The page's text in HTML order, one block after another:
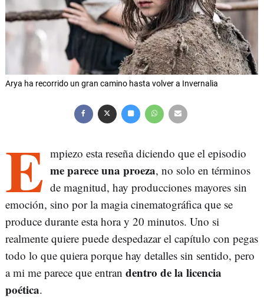
Arya ha recorrido un gran camino hasta volver a Invernalia
E mpiezo esta reseña diciendo que el episodio
me parece una proeza, no solo en términos
de magnitud, hay producciones mayores sin
emoción, sino por la magia cinematográfica que se
produce durante esta hora y 20 minutos. Uno si
realmente quiere puede despedazar el capítulo con pegas
todo lo que quiera porque hay detalles sin sentido, pero
a mi me parece que entran dentro de la licencia
poética.